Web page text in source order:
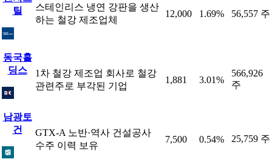
틸
스테인리스 냉연 강판을 생산
하는 철강 제조업체
12,000 1.69% 56,557 주
동국홀
딩스
1차 철강 제조업 회사로 철강
관련주로 부각된 기업
1,881 3.01%
566,926
주
남광토
건
GTX-A 노반·역사 건설공사
수주 이력 보유
7,500 0.54% 25,759 주